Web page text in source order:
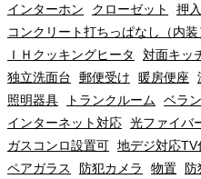
インターホン
クローゼット 押入
コンクリート打ちっぱなし（内装
ＩＨクッキングヒータ
対面キッ
独立洗面台
郵便受け 暖房便座
照明器具
トランクルーム ベラ
インターネット対応 光ファイバ
ガスコンロ設置可 地デジ対応TV
ペアガラス
防犯カメラ 物置 防